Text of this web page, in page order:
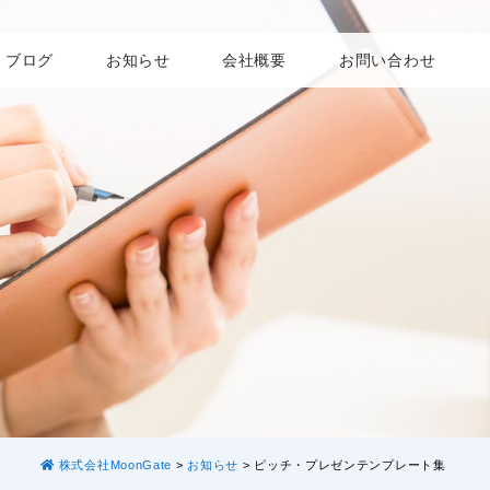
ブログ お知らせ 会社概要 お問い合わせ
株式会社MoonGate > お知らせ > ピッチ・プレゼンテンプレート集